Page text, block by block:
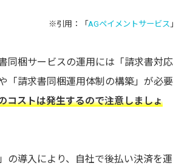
※引用：「 AGペイメントサービス 」
同梱サービスの運用には「請求書対応
「請求書同梱運用体制の構築」が必要
コストは発生するので注意しましょ
の導入により、自社で後払い決済を運